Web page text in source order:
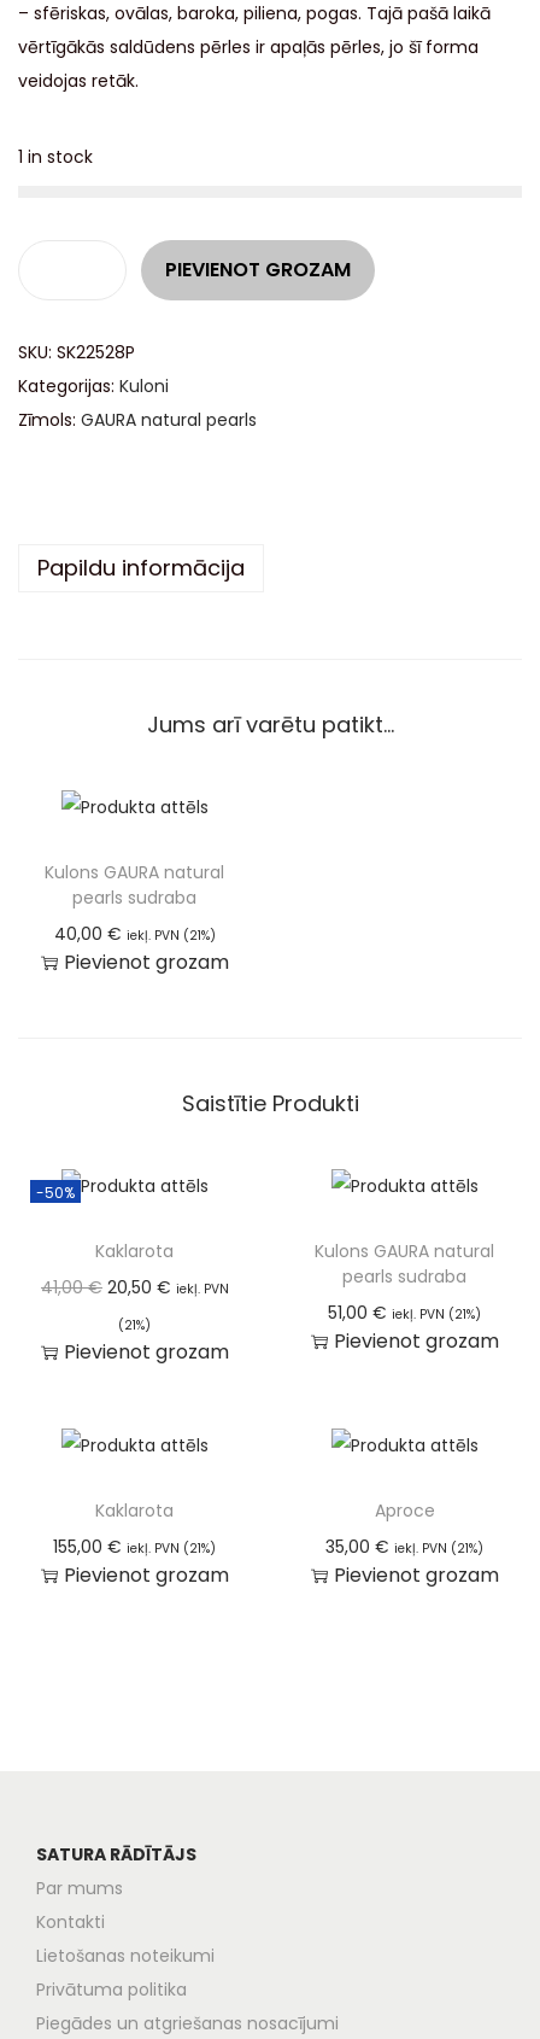
– sfēriskas, ovālas, baroka, piliena, pogas. Tajā pašā laikā
vērtīgākās saldūdens pērles ir apaļās pērles, jo šī forma
veidojas retāk.
1 in stock
PIEVIENOT GROZAM
SKU: SK22528P
Kategorijas: Kuloni
Zīmols: GAURA natural pearls
Papildu informācija
Jums arī varētu patikt…
Kulons GAURA natural
pearls sudraba
40,00 € iekļ. PVN (21%)
Pievienot grozam
Saistītie Produkti
-50%
Kaklarota
41,00€ 20,50 € iekļ. PVN
(21%)
Pievienot grozam
Kulons GAURA natural
pearls sudraba
51,00€ iekļ. PVN (21%)
Pievienot grozam
Kaklarota
155,00€ iekļ. PVN (21%)
Pievienot grozam
Aproce
35,00€ iekļ. PVN (21%)
Pievienot grozam
SATURA RĀDĪTĀJS
Par mums
Kontakti
Lietošanas noteikumi
Privātuma politika
Piegādes un atgriešanas nosacījumi